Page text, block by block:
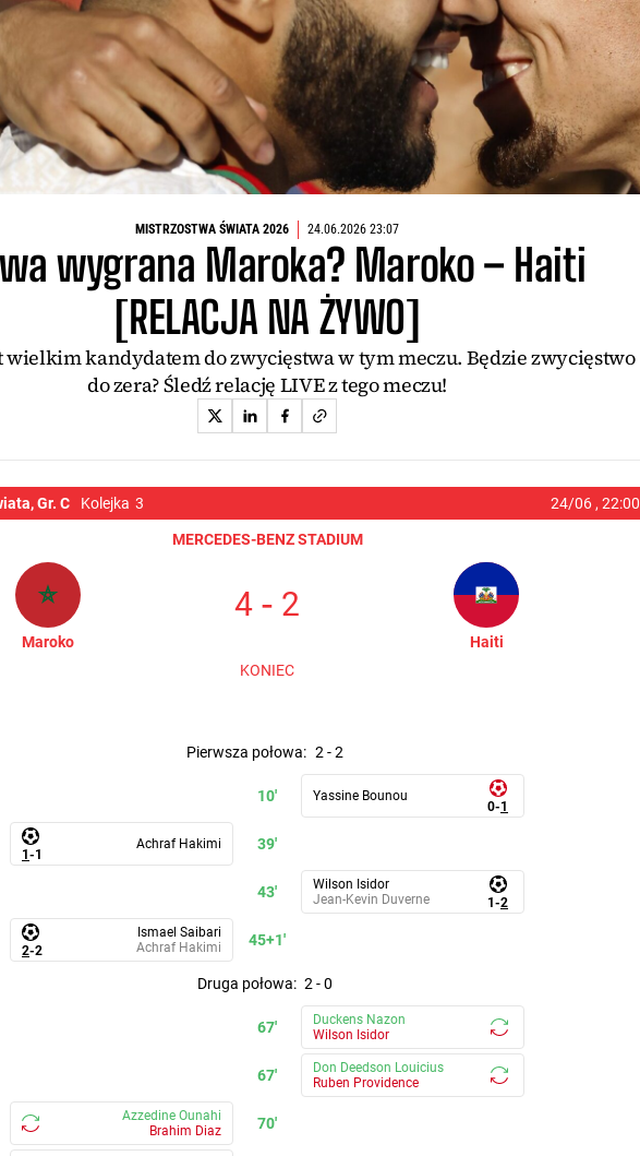
MISTRZOSTWA ŚWIATA 2026 24.06.2026 23:07
wygrana Maroka? Maroko – Haiti
[RELACJA NA ŻYWO]
wielkim kandydatem do zwycięstwa w tym meczu. Będzie zwycięstwo
do zera? Śledź relację LIVE z tego meczu!
Gr. C Kolejka 3 24/06 , 22:00
MERCEDES-BENZ STADIUM
Maroko
4 - 2
Haiti
KONIEC
pierwsza połowa: 2 - 2
10'
0-1
Yassine Bounou
39'
1-1
Achraf Hakimi
43'
1-2
Wilson Isidor
Jean-Kevin Duverne
45+1'
2-2
Ismael Saibari
Achraf Hakimi
druga połowa: 2 -0
67'
Duckens Nazon
Wilson Isidor
67'
Don Deedson Louicius
Ruben Providence
70'
Azzedine Ounahi
Brahim Diaz